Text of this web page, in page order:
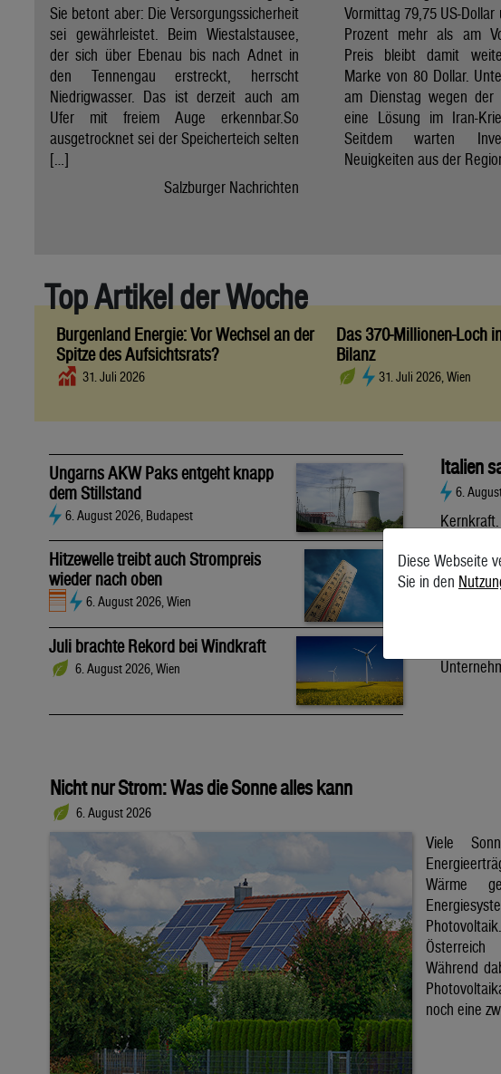
Sie betont aber: Die Versorgungssicherheit
sei gewährleistet. Beim Wiestalstausee,
der sich über Ebenau bis nach Adnet in
den Tennengau erstreckt, herrscht
Niedrigwasser. Das ist derzeit auch am
Ufer mit freiem Auge erkennbar.So
ausgetrocknet sei der Speicherteich selten
[…]
Salzburger Nachrichten
Vormittag 79,75 US-
Prozent mehr als am
Preis bleibt damit
Marke von 80 Dollar.
am Dienstag wegen der
eine Lösung im Iran-
Seitdem warten
Neuigkeiten aus der
Top Artikel der Woche
Burgenland Energie: Vor Wechsel an der
Spitze des Aufsichtsrats?
31. Juli 2026
Das 370-Millionen-Loch
Bilanz
31. Juli 2026, Wien
Ungarns AKW Paks entgeht knapp
dem Stillstand
6. August 2026, Budapest
Hitzewelle treibt auch Strompreis
wieder nach oben
6. August 2026, Wien
Juli brachte Rekord bei Windkraft
6. August 2026, Wien
Italien
6.
wird
Dekret
ersten
Nicht nur Strom: Was die Sonne alles kann
6. August 2026
Viele
Wärme
Während
noch eine
Diese Webseite
Sie in den